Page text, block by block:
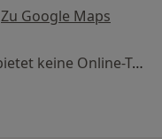
Zu Google Maps
Dieser Arzt bzw. diese Ärztin bietet keine Online-Terminbuchung an diesem Standort an.